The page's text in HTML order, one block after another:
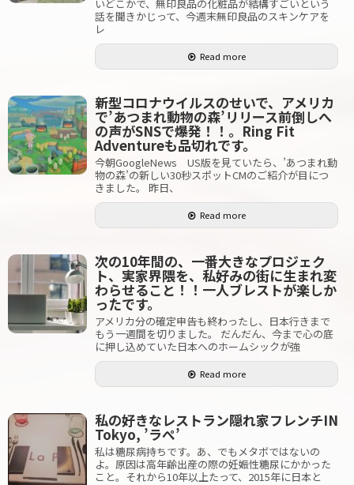
いどこかで、無印良品の化粧品が結構すごいという
話を聞きかじって、今週末無印良品のスキンケアを
レ
Read more
新型コロナウイルスのせいで、アメリカ
で’あつまれ動物の森’リリース前倒しへ
の声がSNSで爆発！！。Ring Fit
Adventureも品切れです。
今朝GoogleNews US版を見ていたら、’あつまれ動
物の森’の新しい30秒スポットCMのご紹介が目につ
きました。 昨日、
Read more
次の10年間の、一番大きなプロジェク
ト、実家界隈を、私好みの街に生まれ変
わらせること！！一人ブレストが楽しか
ったです。
アメリカ分の確定申告も終わったし、日本行きまで
もう一週間を切りました。 だんだん、今まで心の底
に押し込めていた日本へのホームシックが強
Read more
私の好きなレストラン隠れ家フレンチIN
Tokyo, ’ラぺ’
私は糖尿病持ちです。あ、でもメタボではないの
よ。原因は高年齢出産の際の妊娠性糖尿にかかった
こと。それから10年以上たって、2015年に日本と